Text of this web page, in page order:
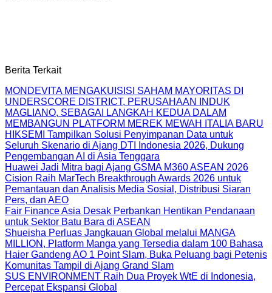
Berita Terkait
MONDEVITA MENGAKUISISI SAHAM MAYORITAS DI
UNDERSCORE DISTRICT, PERUSAHAAN INDUK
MAGLIANO, SEBAGAI LANGKAH KEDUA DALAM
MEMBANGUN PLATFORM MEREK MEWAH ITALIA BARU
HIKSEMI Tampilkan Solusi Penyimpanan Data untuk
Seluruh Skenario di Ajang DTI Indonesia 2026, Dukung
Pengembangan AI di Asia Tenggara
Huawei Jadi Mitra bagi Ajang GSMA M360 ASEAN 2026
Cision Raih MarTech Breakthrough Awards 2026 untuk
Pemantauan dan Analisis Media Sosial, Distribusi Siaran
Pers, dan AEO
Fair Finance Asia Desak Perbankan Hentikan Pendanaan
untuk Sektor Batu Bara di ASEAN
Shueisha Perluas Jangkauan Global melalui MANGA
MILLION, Platform Manga yang Tersedia dalam 100 Bahasa
Haier Gandeng AO 1 Point Slam, Buka Peluang bagi Petenis
Komunitas Tampil di Ajang Grand Slam
SUS ENVIRONMENT Raih Dua Proyek WtE di Indonesia,
Percepat Ekspansi Global